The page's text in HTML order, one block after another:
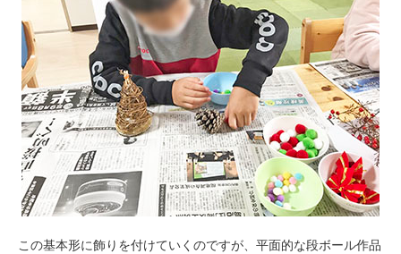
この基本形に飾りを付けていくのですが、平面的な段ボール作品